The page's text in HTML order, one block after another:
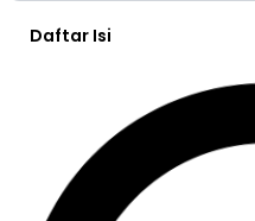
Daftar Isi